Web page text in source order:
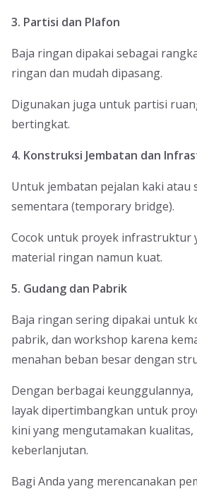
3. Partisi dan Plafon
Baja ringan dipakai sebagai
ringan dan mudah dipasang.
Digunakan juga untuk partisi
bertingkat.
4. Konstruksi Jembatan dan
Untuk jembatan pejalan kaki
sementara (temporary bridge).
Cocok untuk proyek infrastruktur
material ringan namun kuat.
5. Gudang dan Pabrik
Baja ringan sering dipakai untuk
pabrik, dan workshop karena
menahan beban besar dengan
Dengan berbagai
layak dipertimbangkan untuk
kini yang mengutamakan kualitas,
keberlanjutan.
Bagi Anda yang merencanakan